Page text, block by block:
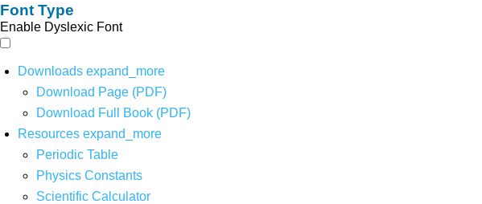
Font Type
Enable Dyslexic Font
Downloads expand_more
Download Page (PDF)
Download Full Book (PDF)
Resources expand_more
Periodic Table
Physics Constants
Scientific Calculator